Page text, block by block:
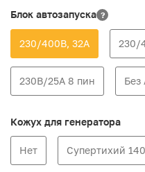
Блок автозапуска ?
230/400В, 32А 230/
230В/25А 8 пин Без
Кожух для генератора
Нет Супертихий